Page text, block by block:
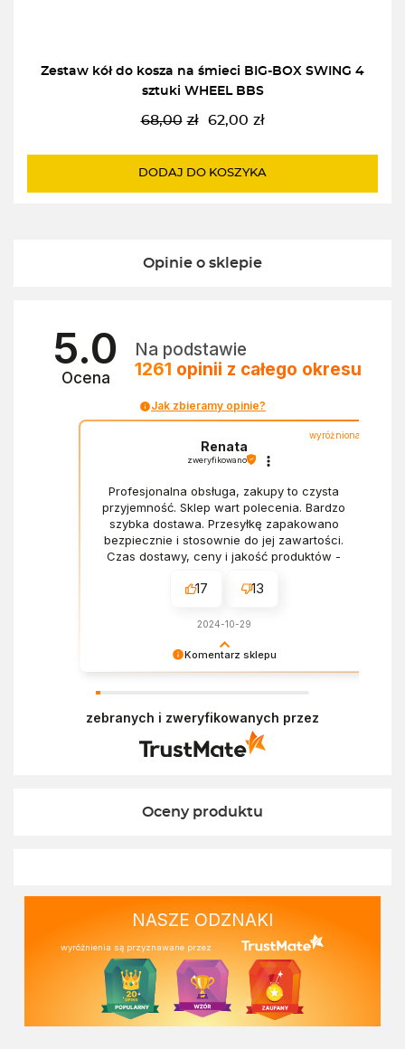
Zestaw kół do kosza na śmieci BIG-BOX SWING 4
sztuki WHEEL BBS
68,00 zł
Pierwotna
wynosiła:
62,00 zł
Aktualna
wynosi:
DODAJ DO KOSZYKA
Opinie o sklepie
5.0
Ocena
Na podstawie
1261 opinii z całego okresu
Jak zbieramy opinie?
Komentarz sklepu
doświadczeniem. Z pozdrowieniami, Zespół
wyróżniona
Renata
zweryfikowano
Profesjonalna obsługa, zakupy to czysta
przyjemność. Sklep wart polecenia. Bardzo
szybka dostawa. Przesyłkę zapakowano
bezpiecznie i stosownie do jej zawartości.
Czas dostawy, ceny i jakość produktów -
17 13
2024-10-29
zebranych i zweryfikowanych przez
Oceny produktu
NASZE ODZNAKI
wyróżnienia są przyznawane przez